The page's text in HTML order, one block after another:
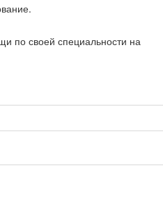
по своей специальности на